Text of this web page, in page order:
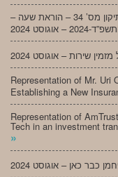
מעו”דכן יחסי עבודה – חוק פיצויי פיטורים (תיקון מס’ 34 – הוראת שעה –
Representation of Mr. Uri
Establishing a New
Representation of
Tech in an investment
»